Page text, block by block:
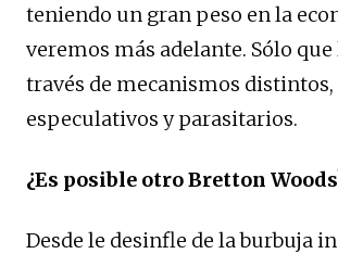
teniendo un gran peso en la
veremos más adelante. Sólo que
través de mecanismos
especulativos y parasitarios.
¿Es posible otro Bretton
Desde le desinfle de la burbuja